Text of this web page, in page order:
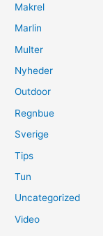
Makrel
Marlin
Multer
Nyheder
Outdoor
Regnbue
Sverige
Tips
Tun
Uncategorized
Video